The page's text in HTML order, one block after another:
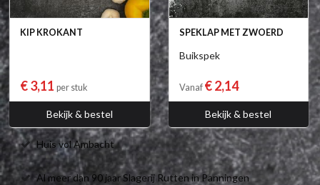
KIP KROKANT
€ 3,11 per stuk
Bekijk & bestel
SPEKLAP MET ZWOERD
Buikspek
Vanaf € 2,14
Bekijk & bestel
Huis vol Ambacht
Al meer dan 90 jaar Slagerij Rutten in Panningen